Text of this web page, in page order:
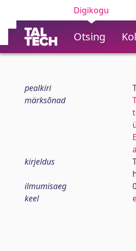
Digikogu
Otsing
pealkiri
märksõnad
kirjeldus
ilmumisaeg
keel